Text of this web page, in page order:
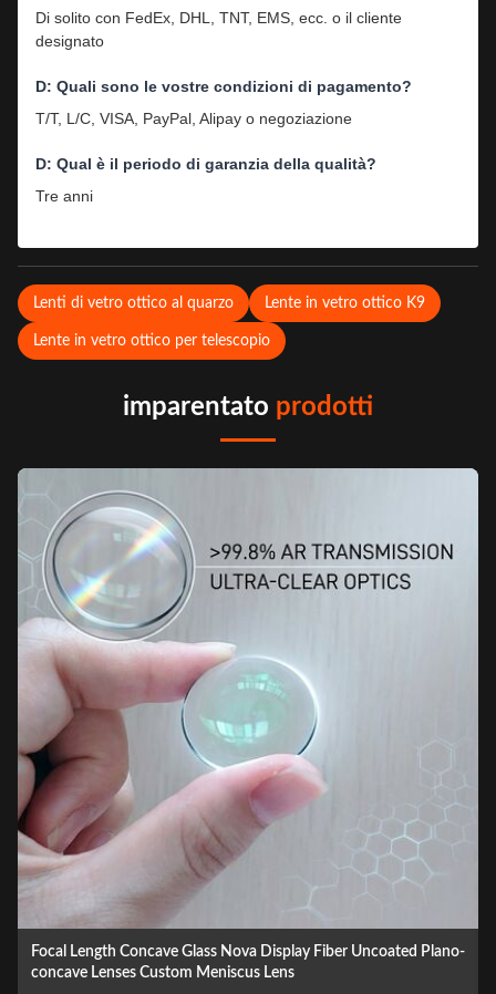
Di solito con FedEx, DHL, TNT, EMS, ecc. o il cliente
designato
D: Quali sono le vostre condizioni di pagamento?
T/T, L/C, VISA, PayPal, Alipay o negoziazione
D: Qual è il periodo di garanzia della qualità?
Tre anni
Lenti di vetro ottico al quarzo Lente in vetro ottico K9
Lente in vetro ottico per telescopio
imparentato prodotti
Wholesale Optical LED Laser BK7 Biconcave Custom Double
Concave Lens